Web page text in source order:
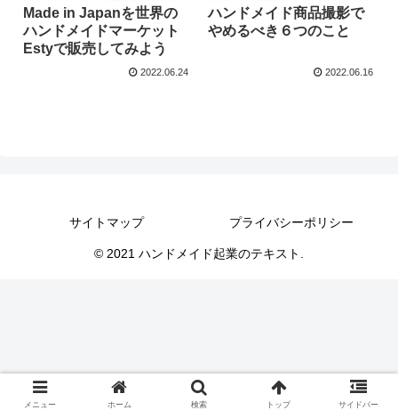
Made in Japanを世界の
ハンドメイドマーケット
Estyで販売してみよう
2022.06.24
ハンドメイド商品撮影で
やめるべき６つのこと
2022.06.16
サイトマップ プライバシーポリシー
© 2021 ハンドメイド起業のテキスト.
メニュー ホーム 検索 トップ サイドバー